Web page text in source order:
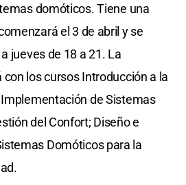
domóticos. Tiene una
el 3 de abril y se
jueves de 18 a 21. La
los cursos Introducción a la
de Sistemas
del Confort; Diseño e
Domóticos para la